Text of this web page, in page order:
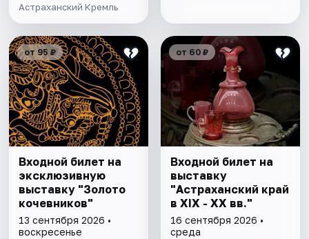
Астраханский Кремль
от 95 ₽
Входной билет на
эксклюзивную
выставку "Золото
кочевников"
13 сентября 2026 •
воскресенье
от 60 ₽
Входной билет на
выставку
"Астраханский край
в XIX - XX вв."
16 сентября 2026 •
среда